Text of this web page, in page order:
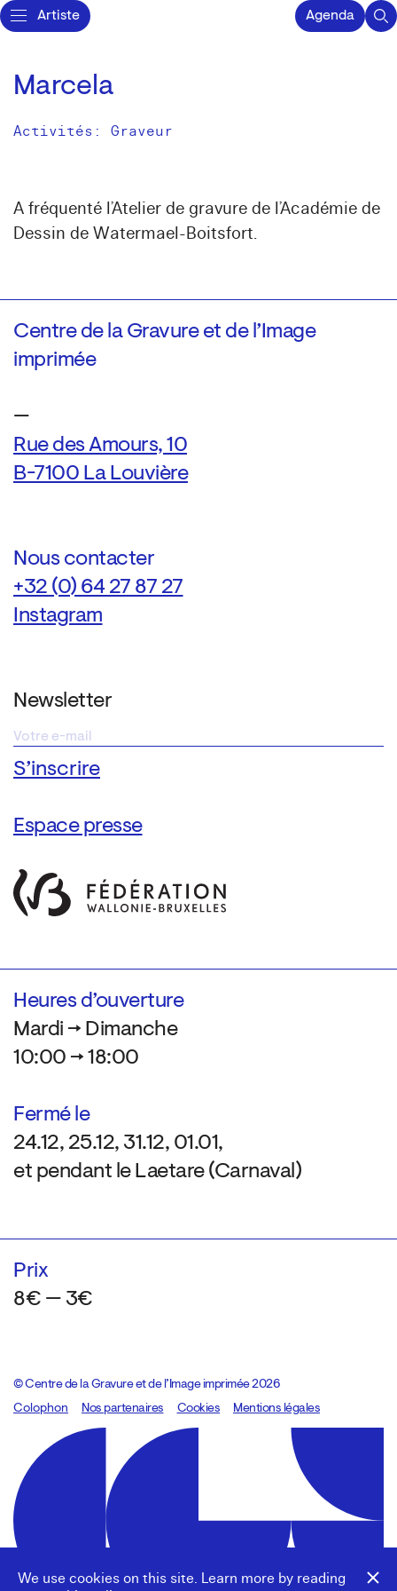
Artiste Agenda
We use cookies on this site. Learn more by reading
Marcela
Activités: Graveur
A fréquenté l’Atelier de gravure de l’Académie de
Dessin de Watermael-Boitsfort.
Centre de la Gravure et de l’Image
imprimée
—
Rue des Amours, 10
B-7100 La Louvière
Nous contacter
+32 (0) 64 27 87 27
Instagram
Newsletter
Espace presse
Heures d’ouverture
Mardi → Dimanche
10:00 → 18:00
Fermé le
24.12, 25.12, 31.12, 01.01,
et pendant le Laetare (Carnaval)
Prix
8€ — 3€
© Centre de la Gravure et de l’Image imprimée 2026
Colophon
Design:Marcel Kaczmarek, code:8080.studio
Nos partenaires Cookies Mentions légales